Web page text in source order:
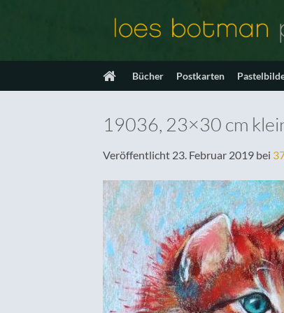
Bücher Postkarten
19036, 23×30 cm
Veröffentlicht 23. Februar 2019 bei